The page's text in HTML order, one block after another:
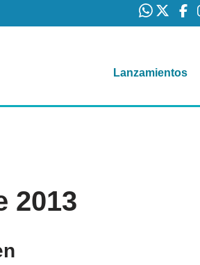
Lanzamientos
2013